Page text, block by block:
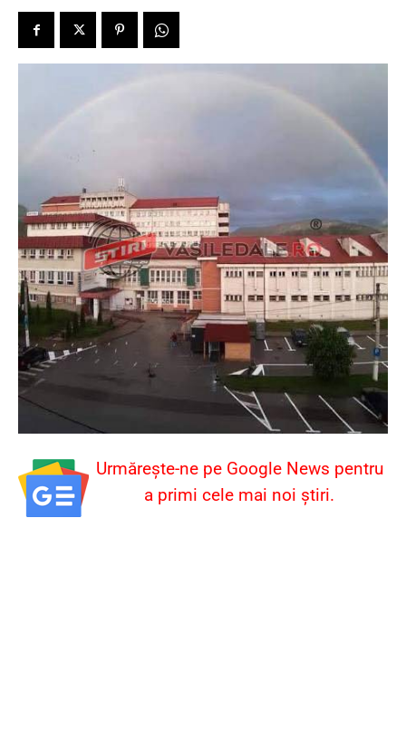
Urmărește-ne pe Google News pentru
a primi cele mai noi știri.